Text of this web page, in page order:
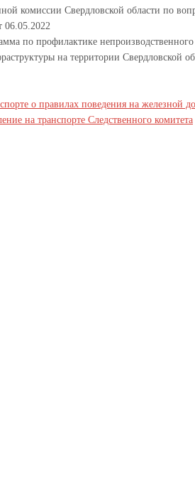
комиссии Свердловской области по
06.05.2022
по профилактике непроизводственного
на территории Свердловской
о правилах поведения на железной
на транспорте Следственного комитета